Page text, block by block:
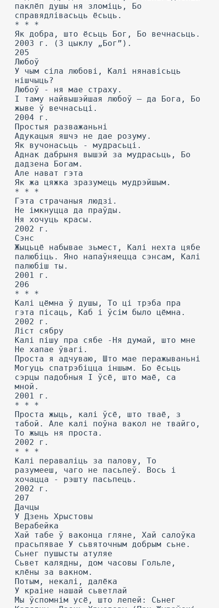
паклёп душы ня зломіць, Бо
справядлівасьць ёсьць.
* * *
Як добра, што ёсьць Бог, Бо вечнасьць.
2003 г. (3 цыклу „Бог”).
205
Любоў
У чым сіла любові, Калі нянавісьць
нішчыць?
Любоў - ня мае страху.
I таму найвышэйшая любоў — да Бога, Бо
жыве ў вечнасьці.
2004 г.
Простыя разважаньні
Адукацыя яшчэ не дае розуму.
Як вучонасьць - мудрасьці.
Аднак дабрыня вышэй за мудрасьць, Бо
дадзена Богам.
Але нават гэта
Як жа цяжка зразумець мудрэйшым.
* * *
Гэта страчаныя людзі.
He імкнуцца да праўды.
Ня хочуць красы.
2002 г.
Сэнс
Жыцьцё набывае зьмест, Калі нехта цябе
палюбіць. Яно напаўняецца сэнсам, Калі
палюбіш ты.
2001 г.
206
* * *
Калі цёмна ў душы, To ці трэба пра
гэта пісаць, Каб і ўсім было цёмна.
2002 г.
Ліст сябру
Калі пішу пра сябе -Ня думай, што мне
He хапае ўвагі.
Проста я адчуваю, Што мае перажываньні
Могуць спатрэбіцца іншым. Бо ёсьць
сэрцы падобныя I ўсё, што маё, са
мной.
2001 г.
* * *
Проста жыць, калі ўсё, што тваё, з
табой. Але калі поўна вакол не твайго,
To жыць ня проста.
2002 г.
* * *
Калі пераваліць за палову, To
разумееш, чаго не пасьпеў. Вось і
хочацца - рэшту пасьпець.
2002 г.
207
Дачцы
У Дзень Хрыстовы
Верабейка
Хай табе ў ваконца гляне, Хай салоўка
прасьпявае У сьвяточным добрым сьне.
Сьнег пушысты атуляе
Сьвет калядны, дом часовы Гольле,
клёны за вакном.
Потым, некалі, далёка
У краіне нашай сьветлай
Мы ўспомнім усё, што лепей: Сьнег